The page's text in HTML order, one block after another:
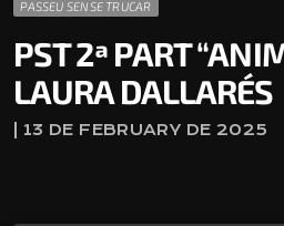
PASSEU SENSE TRUCAR
PST 2ª PART
LAURA DALLARÉS
| 13 DE FEBRUARY DE 2025